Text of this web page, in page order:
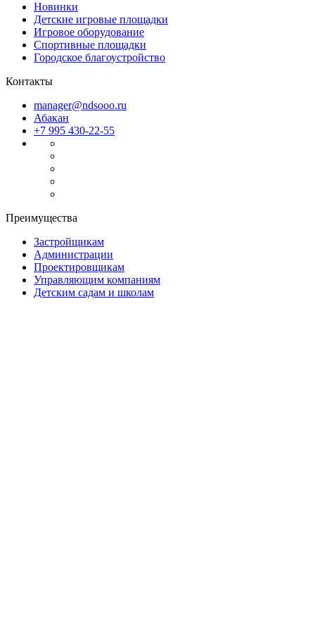
Новинки
Детские игровые площадки
Игровое оборудование
Спортивные площадки
Городское благоустройство
Контакты
manager@ndsooo.ru
Абакан
+7 995 430-22-55
Преимущества
Застройщикам
Администрации
Проектировщикам
Управляющим компаниям
Детским садам и школам